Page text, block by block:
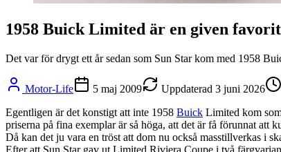
1958 Buick Limited är en given
Det var för drygt ett år sedan som Sun Star kom med 1958
Motor-Life 5 maj 2009 Uppdaterad 3 juni 2026
Egentligen är det konstigt att inte 1958 Buick Limited kom
priserna på fina exemplar är så höga, att det är få förunnat att
Då kan det ju vara en tröst att dom nu också masstillverkas i
Efter att Sun Star gav ut Limited Riviera Coupe i två